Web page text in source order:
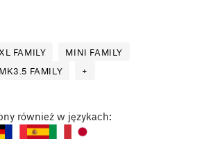
XL FAMILY
MINI FAMILY
MK3.5 FAMILY +
również w językach: